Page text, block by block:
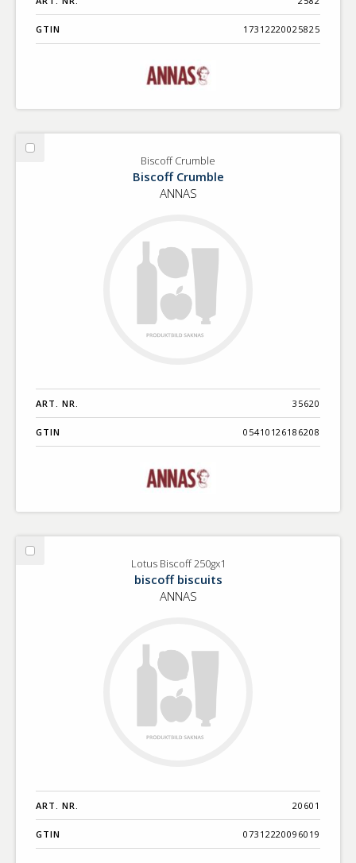
GTIN 17312220025825
Välj
Biscoff Crumble
Biscoff Crumble
ANNAS
ART. NR. 35620
GTIN 05410126186208
Välj
Lotus Biscoff 250gx1
biscoff biscuits
ANNAS
ART. NR. 20601
GTIN 07312220096019